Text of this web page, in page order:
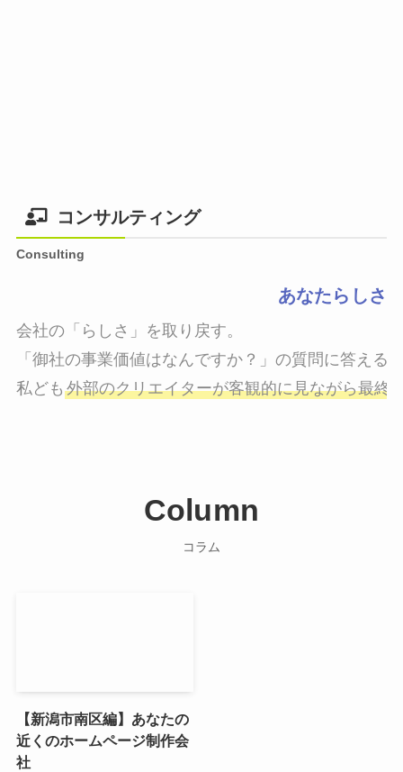
コンサルティング
Consulting
あなたらしさ
会社の「らしさ」を取り戻す。
「御社の事業価値はなんですか？」の質問に答える
私ども 外部のクリエイターが客観的に見ながら最終
Column
コラム
【新潟市南区編】あなたの
近くのホームページ制作会
社